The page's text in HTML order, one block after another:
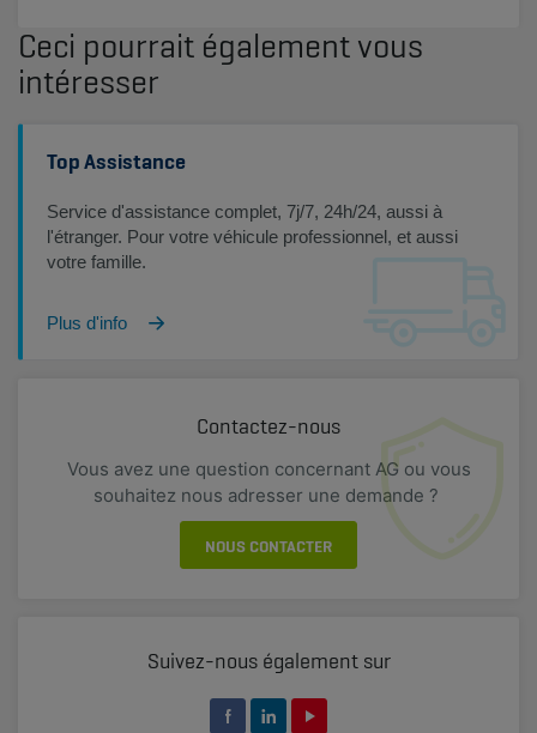
Ceci pourrait également vous
intéresser
Top Assistance
Service d'assistance complet, 7j/7, 24h/24, aussi à
l'étranger. Pour votre véhicule professionnel, et aussi
votre famille.
Plus d'info
Contactez-nous
Vous avez une question concernant AG ou vous
souhaitez nous adresser une demande ?
NOUS CONTACTER
Suivez-nous également sur